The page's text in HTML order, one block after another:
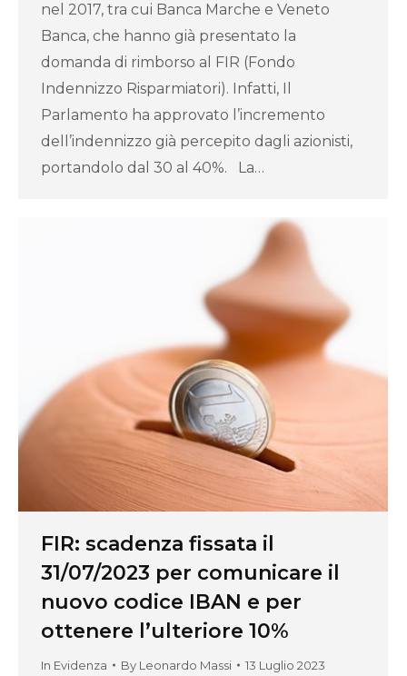
nel 2017, tra cui Banca Marche e Veneto
Banca, che hanno già presentato la
domanda di rimborso al FIR (Fondo
Indennizzo Risparmiatori). Infatti, Il
Parlamento ha approvato l’incremento
dell’indennizzo già percepito dagli azionisti,
portandolo dal 30 al 40%. La…
FIR: scadenza fissata il
31/07/2023 per comunicare il
nuovo codice IBAN e per
ottenere l’ulteriore 10%
In Evidenza By Leonardo Massi 13 Luglio 2023